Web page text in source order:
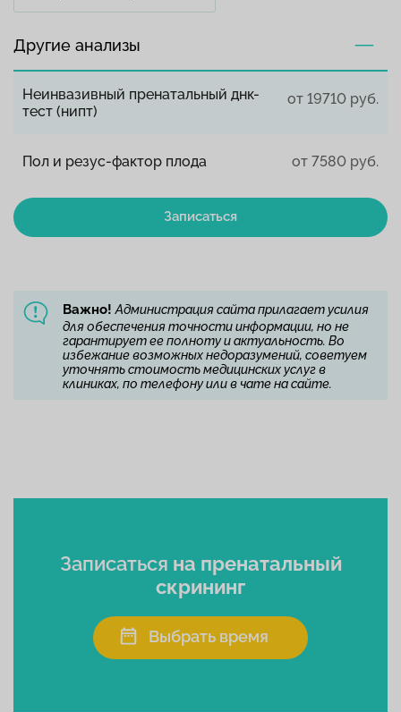
Другие анализы
Неинвазивный пренатальный днк-
тест (нипт)
от 19710 руб.
Пол и резус-фактор плода от 7580 руб.
Записаться
Важно! Администрация сайта прилагает усилия
для обеспечения точности информации, но не
гарантирует ее полноту и актуальность. Во
избежание возможных недоразумений, советуем
уточнять стоимость медицинских услуг в
клиниках, по телефону или в чате на сайте.
Записаться на пренатальный
скрининг
Выбрать время